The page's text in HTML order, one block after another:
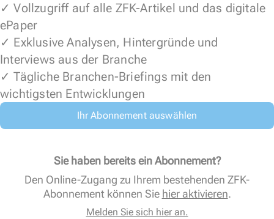
✓ Vollzugriff auf alle ZFK-Artikel und das digitale
ePaper
✓ Exklusive Analysen, Hintergründe und
Interviews aus der Branche
✓ Tägliche Branchen-Briefings mit den
wichtigsten Entwicklungen
Ihr Abonnement auswählen
Sie haben bereits ein Abonnement?
Den Online-Zugang zu Ihrem bestehenden ZFK-
Abonnement können Sie hier aktivieren.
Melden Sie sich hier an.